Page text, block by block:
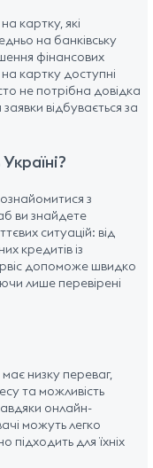
картку, які
на банківську
фінансових
картку доступні
не потрібна довідка
відбувається за
з
ви знайдете
ситуацій: від
кредитів із
допоможе швидко
лише перевірені
низку переваг,
та можливість
онлайн-
можуть легко
підходить для їхніх